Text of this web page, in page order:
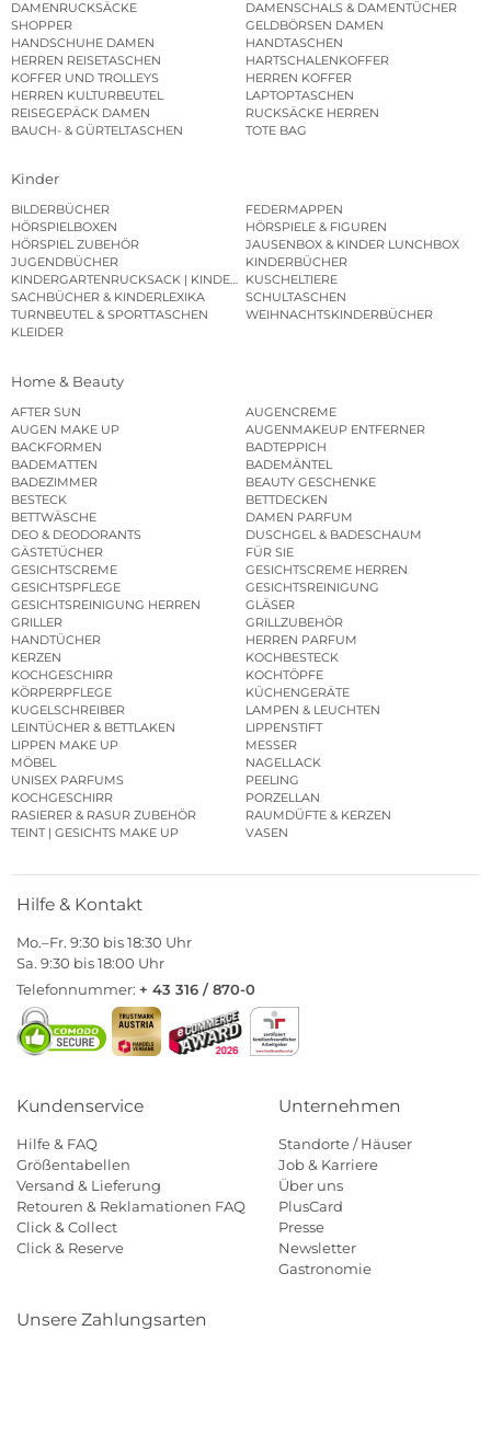
DAMENRUCKSÄCKE
DAMENSCHALS & DAMENTÜCHER
SHOPPER
GELDBÖRSEN DAMEN
HANDSCHUHE DAMEN
HANDTASCHEN
HERREN REISETASCHEN
HARTSCHALENKOFFER
KOFFER UND TROLLEYS
HERREN KOFFER
HERREN KULTURBEUTEL
LAPTOPTASCHEN
REISEGEPÄCK DAMEN
RUCKSÄCKE HERREN
BAUCH- & GÜRTELTASCHEN
TOTE BAG
Kinder
BILDERBÜCHER
FEDERMAPPEN
HÖRSPIELBOXEN
HÖRSPIELE & FIGUREN
HÖRSPIEL ZUBEHÖR
JAUSENBOX & KINDER LUNCHBOX
JUGENDBÜCHER
KINDERBÜCHER
KINDERGARTENRUCKSACK | KINDERGARTENBEUTEL
KUSCHELTIERE
SACHBÜCHER & KINDERLEXIKA
SCHULTASCHEN
TURNBEUTEL & SPORTTASCHEN
WEIHNACHTSKINDERBÜCHER
KLEIDER
Home & Beauty
AFTER SUN
AUGENCREME
AUGEN MAKE UP
AUGENMAKEUP ENTFERNER
BACKFORMEN
BADTEPPICH
BADEMATTEN
BADEMÄNTEL
BADEZIMMER
BEAUTY GESCHENKE
BESTECK
BETTDECKEN
BETTWÄSCHE
DAMEN PARFUM
DEO & DEODORANTS
DUSCHGEL & BADESCHAUM
GÄSTETÜCHER
FÜR SIE
GESICHTSCREME
GESICHTSCREME HERREN
GESICHTSPFLEGE
GESICHTSREINIGUNG
GESICHTSREINIGUNG HERREN
GLÄSER
GRILLER
GRILLZUBEHÖR
HANDTÜCHER
HERREN PARFUM
KERZEN
KOCHBESTECK
KOCHGESCHIRR
KOCHTÖPFE
KÖRPERPFLEGE
KÜCHENGERÄTE
KUGELSCHREIBER
LAMPEN & LEUCHTEN
LEINTÜCHER & BETTLAKEN
LIPPENSTIFT
LIPPEN MAKE UP
MESSER
MÖBEL
NAGELLACK
UNISEX PARFUMS
PEELING
KOCHGESCHIRR
PORZELLAN
RASIERER & RASUR ZUBEHÖR
RAUMDÜFTE & KERZEN
TEINT | GESICHTS MAKE UP
VASEN
Hilfe & Kontakt
Mo.–Fr. 9:30 bis 18:30 Uhr
Sa. 9:30 bis 18:00 Uhr
Telefonnummer: + 43 316 / 870-0
Kundenservice
Hilfe & FAQ
Größentabellen
Versand & Lieferung
Retouren & Reklamationen FAQ
Click & Collect
Click & Reserve
Unternehmen
Standorte / Häuser
Job & Karriere
Über uns
PlusCard
Presse
Newsletter
Gastronomie
Unsere Zahlungsarten